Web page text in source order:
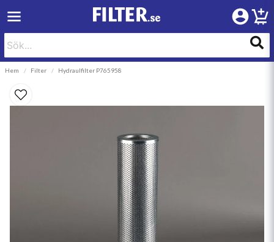
Hem Filter Hydraulfilter P765958